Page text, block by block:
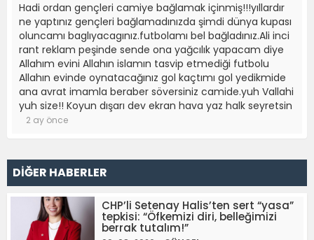
Hadi ordan gençleri camiye bağlamak içinmiş!!!yıllardır
ne yaptınız gençleri bağlamadınızda şimdi dünya kupası
oluncamı baglıyacagınız.futbolamı bel bağladınız.Ali inci
rant reklam peşinde sende ona yağcılık yapacam diye
Allahım evini Allahın islamın tasvip etmediği futbolu
Allahın evinde oynatacağınız gol kaçtımı gol yedikmide
ana avrat imamla beraber söversiniz camide.yuh Vallahi
yuh size!! Koyun dışarı dev ekran hava yaz halk seyretsin
2 ay önce
DİĞER HABERLER
CHP’li Setenay Halis’ten sert “yasa”
tepkisi: “Öfkemizi diri, belleğimizi
berrak tutalım!”